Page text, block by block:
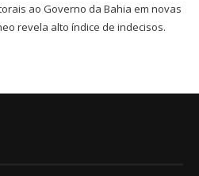
ao Governo da Bahia em novas
revela alto índice de indecisos.